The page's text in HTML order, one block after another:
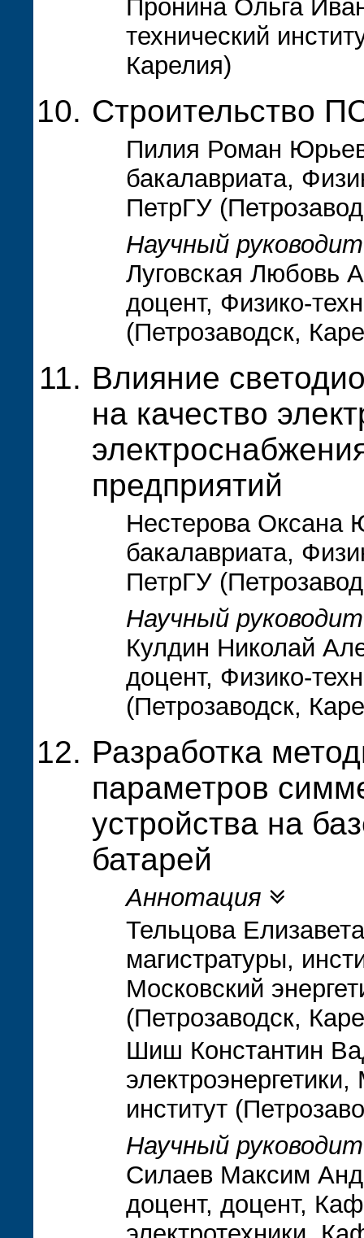
Пронина Ольга
технический
Карелия)
Строительство
Пилия Роман
бакалавриата,
ПетрГУ
Научный
Луговская Любовь
доцент, Физико-
(Петрозаводск,
Влияние
на качество
предприятий
Нестерова Оксана
бакалавриата,
ПетрГУ
Научный
Кулдин Николай
доцент, Физико-
(Петрозаводск,
Разработка
параметров
устройства на
батарей
Аннотация
Тельцова
магистратуры,
Московский
(Петрозаводск,
Шиш Константин
институт
Научный
Силаев Максим
доцент, доцент,